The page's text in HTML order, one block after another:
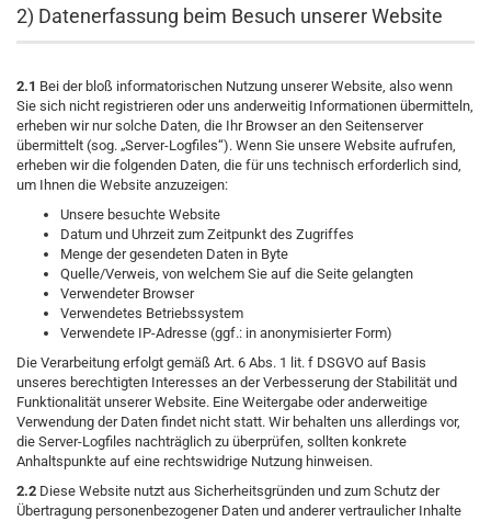
2) Datenerfassung beim Besuch unserer Website
2.1 Bei der bloß informatorischen Nutzung unserer Website, also wenn
Sie sich nicht registrieren oder uns anderweitig Informationen übermitteln,
erheben wir nur solche Daten, die Ihr Browser an den Seitenserver
übermittelt (sog. „Server-Logfiles“). Wenn Sie unsere Website aufrufen,
erheben wir die folgenden Daten, die für uns technisch erforderlich sind,
um Ihnen die Website anzuzeigen:
Unsere besuchte Website
Datum und Uhrzeit zum Zeitpunkt des Zugriffes
Menge der gesendeten Daten in Byte
Quelle/Verweis, von welchem Sie auf die Seite gelangten
Verwendeter Browser
Verwendetes Betriebssystem
Verwendete IP-Adresse (ggf.: in anonymisierter Form)
Die Verarbeitung erfolgt gemäß Art. 6 Abs. 1 lit. f DSGVO auf Basis
unseres berechtigten Interesses an der Verbesserung der Stabilität und
Funktionalität unserer Website. Eine Weitergabe oder anderweitige
Verwendung der Daten findet nicht statt. Wir behalten uns allerdings vor,
die Server-Logfiles nachträglich zu überprüfen, sollten konkrete
Anhaltspunkte auf eine rechtswidrige Nutzung hinweisen.
2.2 Diese Website nutzt aus Sicherheitsgründen und zum Schutz der
Übertragung personenbezogener Daten und anderer vertraulicher Inhalte